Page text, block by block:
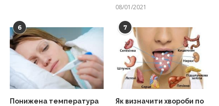
08/01/2021
6
Понижена температура
7
Як визначити хвороби по